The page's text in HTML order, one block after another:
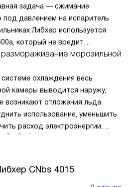
задача — сжимание
под давлением на испаритель
Либхер используется
который не вредит
перегоняет его
по принципу насоса. Чем
тем качественнее
затрачивается
морозильной
охлаждения весь
камеры выводится наружу,
возникают отложения льда
использование, уменьшить
расход электроэнергии.
CNbs 4015